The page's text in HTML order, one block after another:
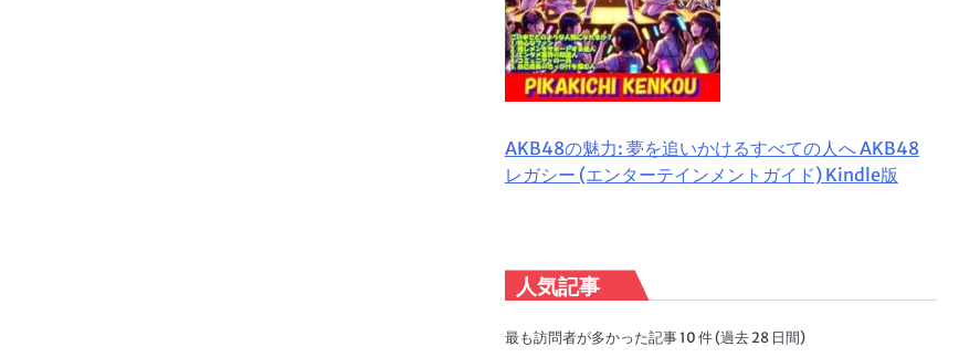
AKB48の魅力: 夢を追いかけるすべての人へ AKB48
レガシー (エンターテインメントガイド) Kindle版
人気記事
最も訪問者が多かった記事 10 件 (過去 28 日間)